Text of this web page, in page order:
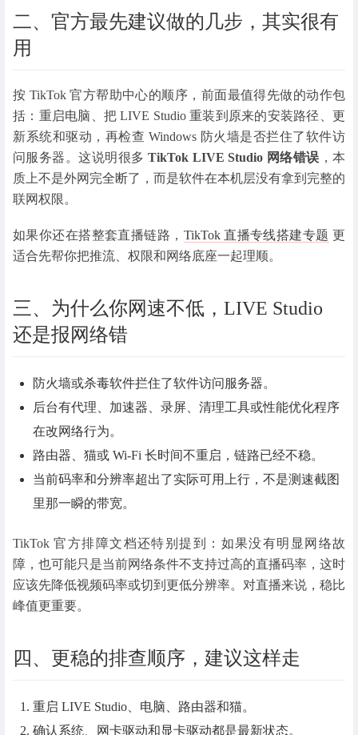
二、官方最先建议做的几步，其实很有
用
按 TikTok 官方帮助中心的顺序，前面最值得先做的动作包
括：重启电脑、把 LIVE Studio 重装到原来的安装路径、更
新系统和驱动，再检查 Windows 防火墙是否拦住了软件访
问服务器。这说明很多TikTok LIVE Studio 网络错误 ，本
质上不是外网完全断了，而是软件在本机层没有拿到完整的
联网权限。
如果你还在搭整套直播链路， TikTok 直播专线搭建专题 更
适合先帮你把推流、权限和网络底座一起理顺。
三、为什么你网速不低，LIVE Studio
还是报网络错
防火墙或杀毒软件拦住了软件访问服务器。
后台有代理、加速器、录屏、清理工具或性能优化程序
在改网络行为。
路由器、猫或 Wi-Fi 长时间不重启，链路已经不稳。
当前码率和分辨率超出了实际可用上行，不是测速截图
里那一瞬的带宽。
TikTok 官方排障文档还特别提到：如果没有明显网络故
障，也可能只是当前网络条件不支持过高的直播码率，这时
应该先降低视频码率或切到更低分辨率。对直播来说，稳比
峰值更重要。
四、更稳的排查顺序，建议这样走
重启 LIVE Studio、电脑、路由器和猫。
确认系统、网卡驱动和显卡驱动都是最新状态。